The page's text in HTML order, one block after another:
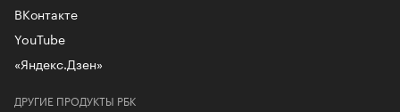
ДРУГИЕ ПРОДУКТЫ РБК
ВКонтакте
YouTube
«Яндекс.Дзен»